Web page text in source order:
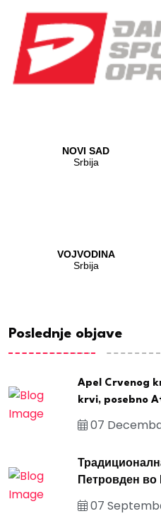
Poslednje objave
Apel Crvenog
krvi, posebno
07
Петровден во
07